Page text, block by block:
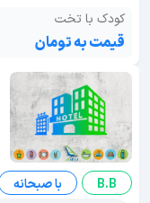
کودک با تخت
قیمت به تومان
B.B
با صبحانه